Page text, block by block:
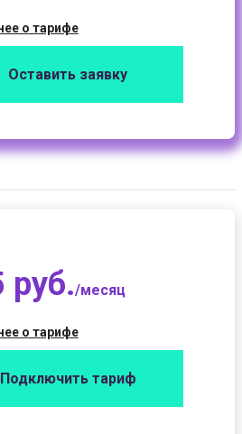
о тарифе
Оставить заявку
руб./месяц
о тарифе
Подключить тариф